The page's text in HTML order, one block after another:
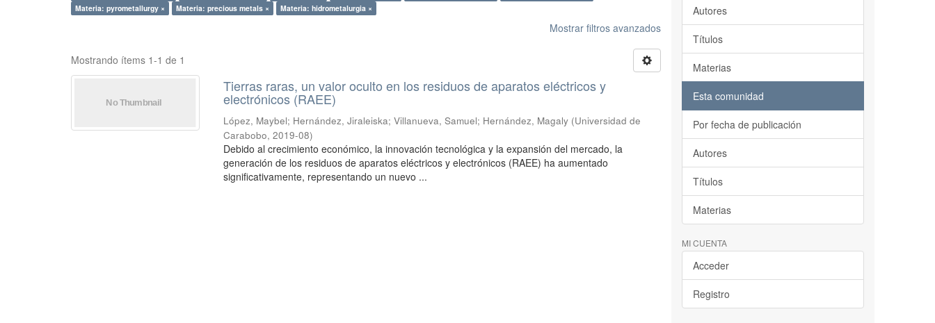
Materia: pyrometallurgy ×
Materia: precious metals × Materia: hidrometalurgia ×
Mostrar filtros avanzados
Mostrando ítems 1-1 de 1
Tierras raras, un valor oculto en los residuos de aparatos eléctricos y
electrónicos (RAEE)
López, Maybel; Hernández, Jiraleiska;Villanueva, Samuel; Hernández, Magaly (Universidad de
Carabobo,2019-08)
Debido al crecimiento económico, la innovación tecnológica y la expansión del mercado, la
generación de los residuos de aparatos eléctricos y electrónicos (RAEE) ha aumentado
significativamente, representando un nuevo ...
Autores
Títulos
Materias
Esta comunidad
Por fecha de publicación
Autores
Títulos
Materias
MI CUENTA
Acceder
Registro